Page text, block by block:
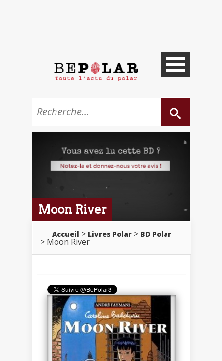
Moon River
Accueil Livres Polar BD Polar
Moon River